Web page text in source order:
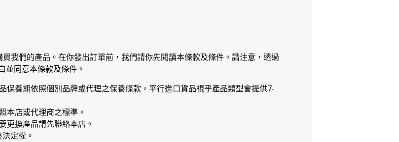
我們的產品。在你發出訂單前，我們請你先閱讀本條款及條件。請注意，透過
並同意本條款及條件。
保養期依照個別品牌或代理之保養條款，平行進口貨品視乎產品類型會提供7-
本店或代理商之標準。
更換產品請先聯絡本店。
定權。